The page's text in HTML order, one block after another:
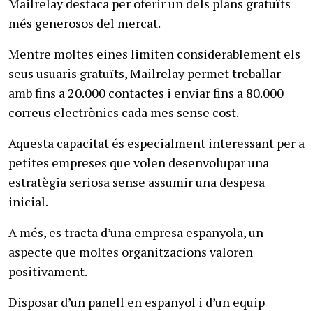
més generosos del mercat.
Mentre moltes eines limiten considerablement els
seus usuaris gratuïts, Mailrelay permet treballar
amb fins a 20.000 contactes i enviar fins a 80.000
correus electrònics cada mes sense cost.
Aquesta capacitat és especialment interessant per a
petites empreses que volen desenvolupar una
estratègia seriosa sense assumir una despesa
inicial.
A més, es tracta d’una empresa espanyola, un
aspecte que moltes organitzacions valoren
positivament.
Disposar d’un panell en espanyol i d’un equip